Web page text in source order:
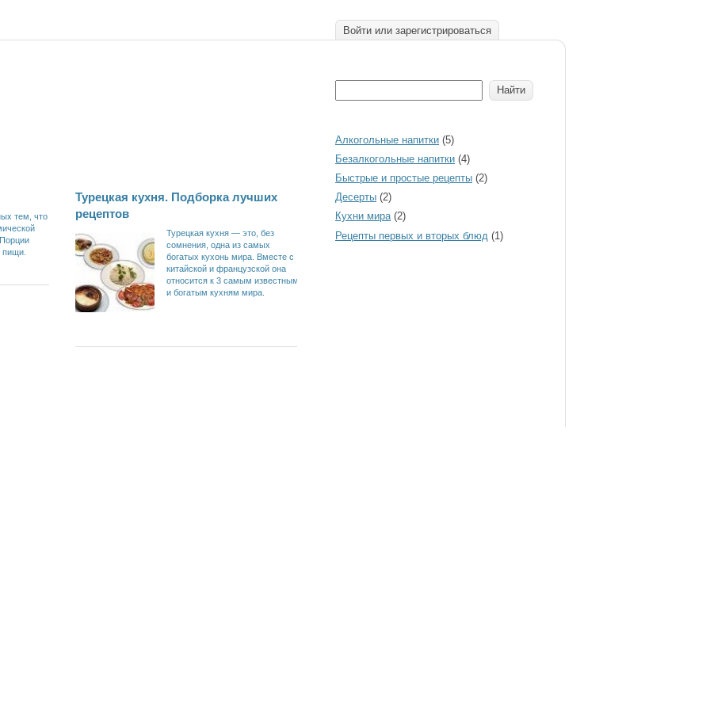
Войти или зарегистрироваться
тем, что
пищи.
Турецкая кухня. Подборка лучших
рецептов
Турецкая кухня — это, без
сомнения, одна из самых
богатых кухонь мира. Вместе с
китайской и французской она
относится к 3 самым известным
и богатым кухням мира.
Алкогольные напитки (5)
Безалкогольные напитки (4)
Быстрые и простые рецепты (2)
Десерты (2)
Кухни мира(2)
Рецепты первых и вторых блюд (1)